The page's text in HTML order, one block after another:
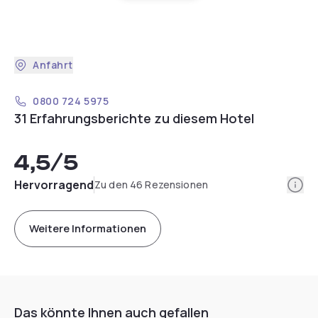
Anfahrt
0800 724 5975
31 Erfahrungsberichte zu diesem Hotel
4,5/5
HervorragendZu den 46 Rezensionen
Weitere Informationen
Das könnte Ihnen auch gefallen